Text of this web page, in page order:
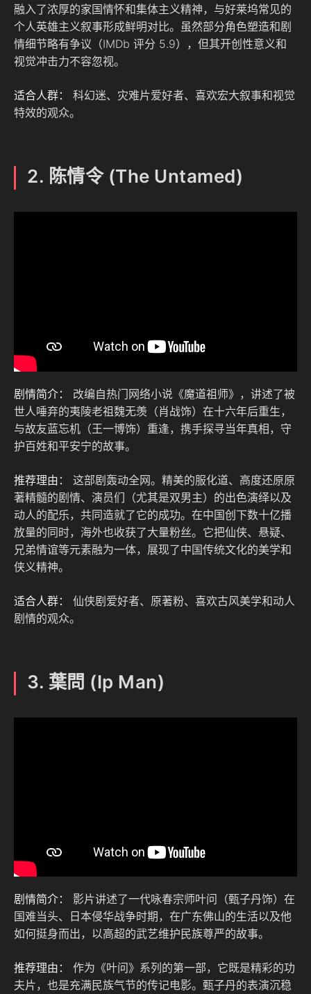
融入了浓厚的家国情怀和集体主义精神，与好莱坞常见的
个人英雄主义叙事形成鲜明对比。虽然部分角色塑造和剧
情细节略有争议（IMDb 评分 5.9），但其开创性意义和
视觉冲击力不容忽视。
适合人群：
科幻迷、灾难片爱好者、喜欢宏大叙事和视觉
特效的观众。
2. 陈情令 (The Untamed)
剧情简介：
改编自热门网络小说《魔道祖师》，讲述了被
世人唾弃的夷陵老祖魏无羡（肖战饰）在十六年后重生，
与故友蓝忘机（王一博饰）重逢，携手探寻当年真相，守
护百姓和平安宁的故事。
推荐理由：
这部剧轰动全网。精美的服化道、高度还原原
著精髓的剧情、演员们（尤其是双男主）的出色演绎以及
动人的配乐，共同造就了它的成功。在中国创下数十亿播
放量的同时，海外也收获了大量粉丝。它把仙侠、悬疑、
兄弟情谊等元素融为一体，展现了中国传统文化的美学和
侠义精神。
适合人群：
仙侠剧爱好者、原著粉、喜欢古风美学和动人
剧情的观众。
3. 葉問 (Ip Man)
剧情简介：
影片讲述了一代咏春宗师叶问（甄子丹饰）在
国难当头、日本侵华战争时期，在广东佛山的生活以及他
如何挺身而出，以高超的武艺维护民族尊严的故事。
推荐理由：
作为《叶问》系列的第一部，它既是精彩的功
夫片，也是充满民族气节的传记电影。甄子丹的表演沉稳